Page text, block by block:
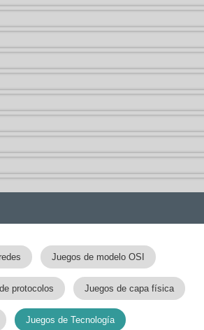
Juegos de modelo OSI
protocolos Juegos de capa física
Juegos de Tecnología